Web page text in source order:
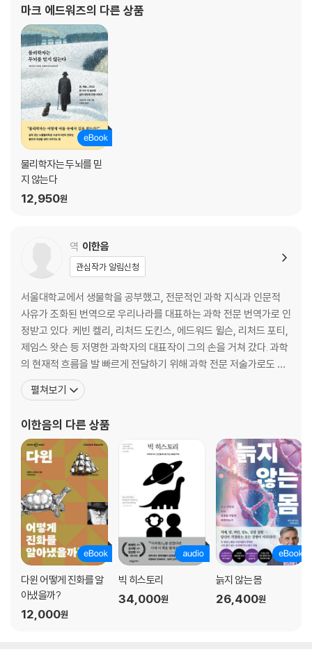
8장 최고의 권위자를 의심해라
한계를 조금씩 밀어내는 방법
무엇이든 틀릴 수 있다
상처받지 말고 증거를 쌓으라
내가 못 하는 일은 다른 사람이 해낼 것이다
큰 그림을 보지 않아도 된다
바람이 불면 휘어지면 된다
궁극적인 목표는 지금 한 번 이기는 것이 아니다
9장 과학도 사람 간의 일이다
좌절 앞에 할 일은 나아가는 것뿐이다
늙은 개에게 새 기술을 가르쳐라
어떤 것은 알 수 없지만, 어떤 것은 아직 알 수 없을 뿐이다
부족한 것은 도구가 아닐 수도 있다
안전한 선택은 예상할 수 있는 결과만 얻을 수 있다
사람을 이해하는 시스템이 혁신으로 이어진다
스스로 설정한 한계 넘어서기
에필로그_ 운, 재능 그리고 한 가지 더
중절모를 쓴 익명의 남자를 그리기 시작했다
마크 에드워즈의 다른 상품
물리학자는 두뇌를 믿
지 않는다
12,950원
역 이한음
관심작가 알림신청
서울대학교에서 생물학을 공부했고, 전문적인 과학 지식과 인문적
사유가 조화된 번역으로 우리나라를 대표하는 과학 전문 번역가로 인
정받고 있다. 케빈 켈리, 리처드 도킨스, 에드워드 윌슨, 리처드 포티,
제임스 왓슨 등 저명한 과학자의 대표작이 그의 손을 거쳐 갔다. 과학
의 현재적 흐름을 발 빠르게 전달하기 위해 과학 전문 저술가로도 활
동하고 있다. 저서로는 『바스커빌가의 개와 추리 좀 하는 친구들』,
『청소년을 위한 지구 온난화 논쟁』 등이 있으며, 옮긴 책으로는 『인에
리는 왜 잠을 자야 할까』, 『늦깎이
펼쳐보기
이한음의 다른 상품
다윈 어떻게 진화를 알
아냈을까?
12,000원
빅 히스토리
34,000원
늙지 않는 몸
26,400원